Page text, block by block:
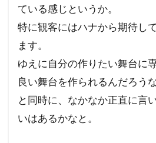
ている感じというか。
特に観客にはハナから期待し
ます。
ゆえに自分の作りたい舞台に
良い舞台を作られるんだろうな
と同時に、なかなか正直に言
いはあるかなと。